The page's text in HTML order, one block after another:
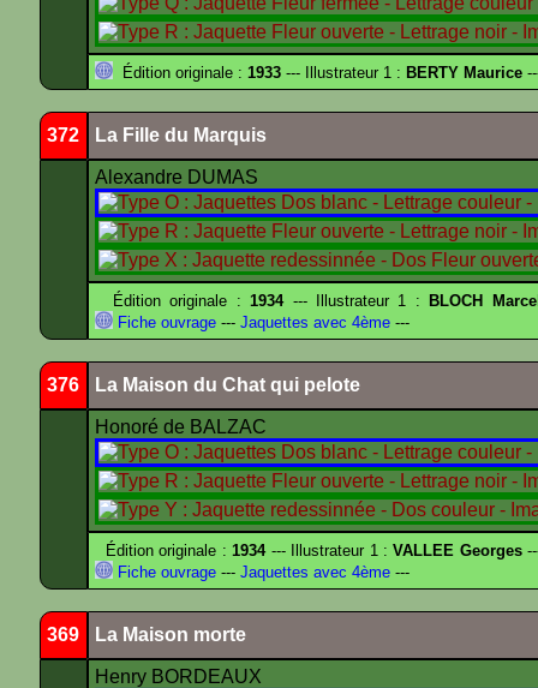
Édition originale : 1933 --- Illustrateur 1 : BERTY Maurice
372 La Fille du Marquis
Alexandre DUMAS
Édition originale :1934--- Illustrateur 1 :
BLOCH
Fiche ouvrage --- Jaquettes avec 4ème ---
376 La Maison du Chat qui pelote
Honoré de BALZAC
Édition originale :1934--- Illustrateur 1 :VALLEE Georges
Fiche ouvrage --- Jaquettes avec 4ème ---
369 La Maison morte
Henry BORDEAUX